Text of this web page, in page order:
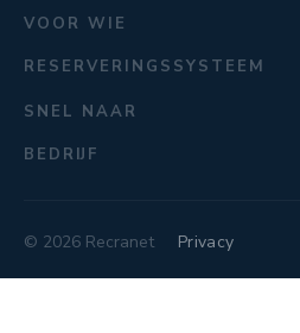
VOOR WIE
RESERVERINGSSYSTEEM
SNEL NAAR
BEDRIJF
© 2026 Recranet Privacy